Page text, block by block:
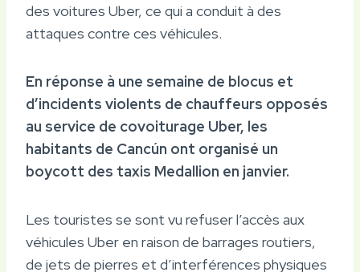
des voitures Uber, ce qui a conduit à des
attaques contre ces véhicules.
En réponse à une semaine de blocus et
d’incidents violents de chauffeurs opposés
au service de covoiturage Uber, les
habitants de Cancún ont organisé un
boycott des taxis Medallion en janvier.
Les touristes se sont vu refuser l’accès aux
véhicules Uber en raison de barrages routiers,
de jets de pierres et d’interférences physiques